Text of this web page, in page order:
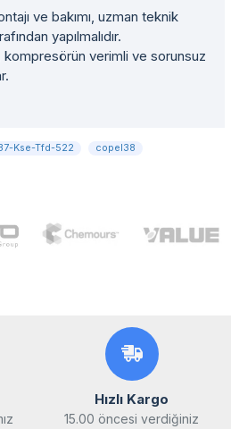
ve bakımı, uzman teknik
yapılmalıdır.
kompresörün verimli ve sorunsuz
Kse-Tfd-522
copel38
Hızlı Kargo
15.00 öncesi verdiğiniz